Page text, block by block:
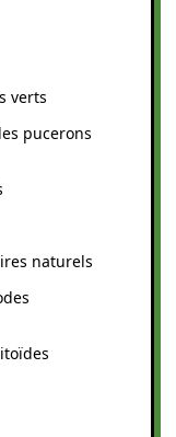
verts
pucerons
naturels